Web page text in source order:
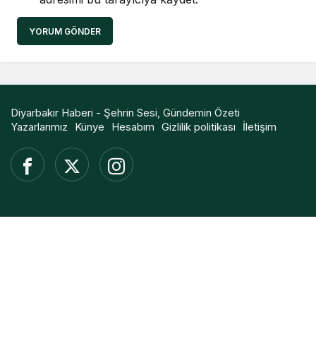
YORUM GÖNDER
Diyarbakır Haberi - Şehrin Sesi, Gündemin Özeti
Yazarlarımız
Künye Hesabım Gizlilik politikası İletişim